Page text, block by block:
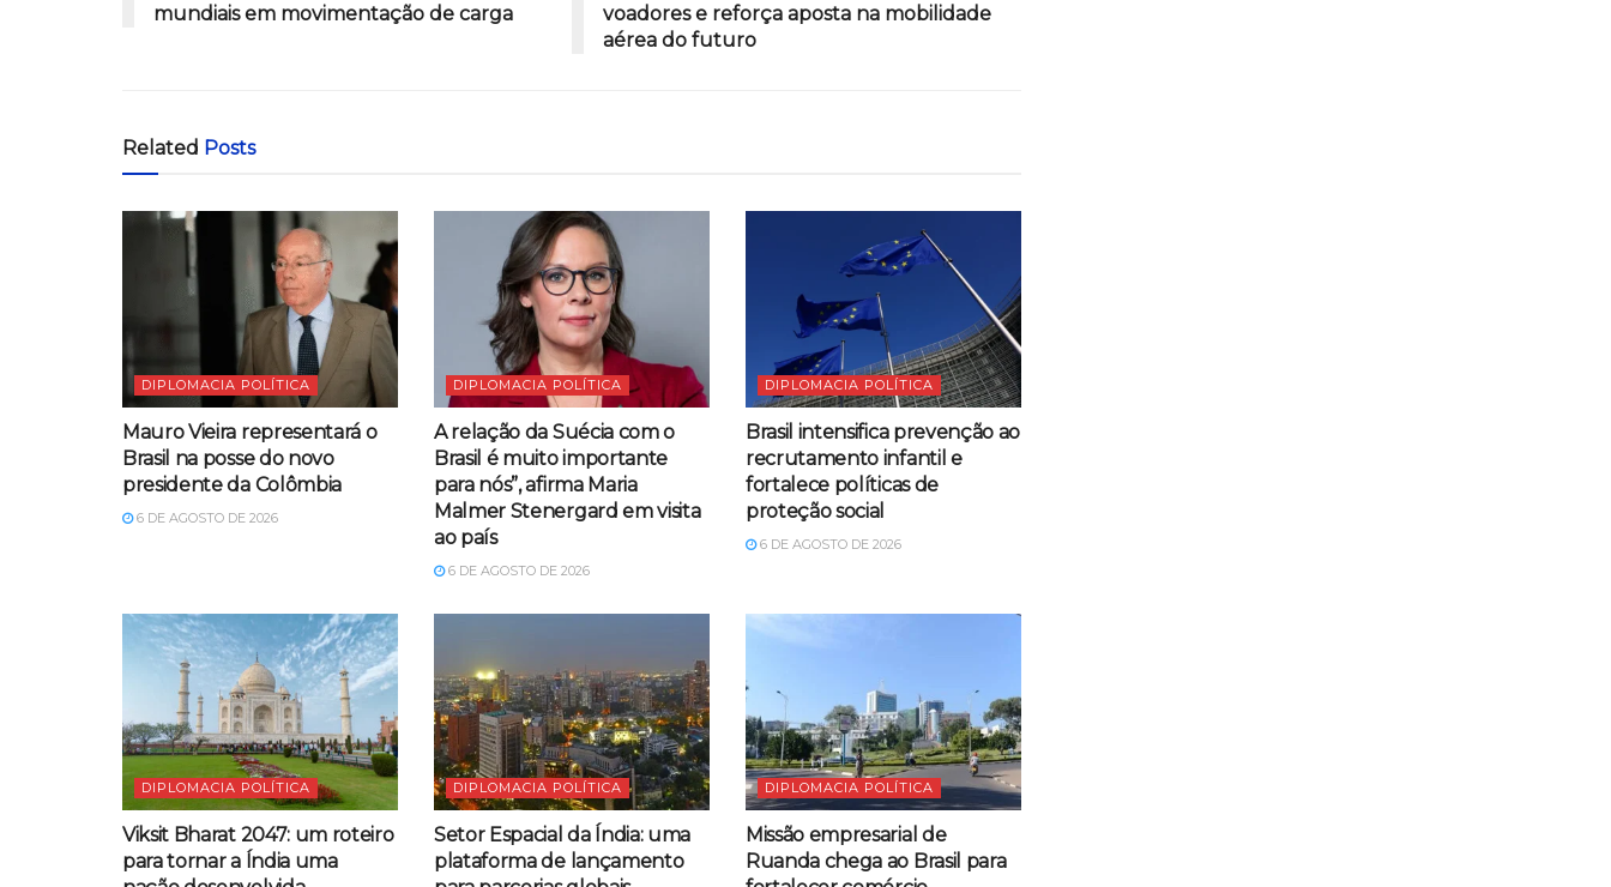
mundiais em movimentação de carga
voadores e reforça aposta na mobilidade
aérea do futuro
Related Posts
DIPLOMACIA POLÍTICA
Mauro Vieira representará o
Brasil na posse do novo
presidente da Colômbia
6 DE AGOSTO DE 2026
DIPLOMACIA POLÍTICA
A relação da Suécia com o
Brasil é muito importante
para nós”, afirma Maria
Malmer Stenergard em visita
ao país
6 DE AGOSTO DE 2026
DIPLOMACIA POLÍTICA
Brasil intensifica prevenção ao
recrutamento infantil e
fortalece políticas de
proteção social
6 DE AGOSTO DE 2026
DIPLOMACIA POLÍTICA
Viksit Bharat 2047: um roteiro
para tornar a Índia uma
DIPLOMACIA POLÍTICA
Setor Espacial da Índia: uma
plataforma de lançamento
DIPLOMACIA POLÍTICA
Missão empresarial de
Ruanda chega ao Brasil para